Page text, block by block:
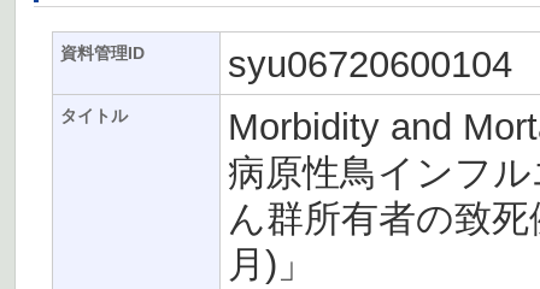
資料管理ID syu06720600104
タイトル
Morbidity and
病原性鳥インフ
ん群所有者の致
月)」